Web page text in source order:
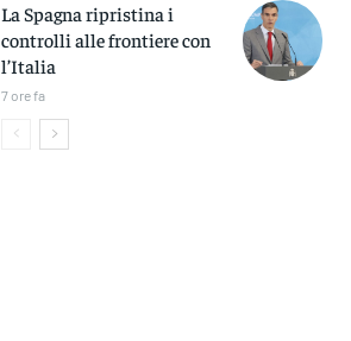
La Spagna ripristina i
controlli alle frontiere con
l’Italia
7 ore fa